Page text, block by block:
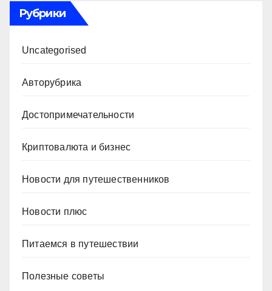
Рубрики
Uncategorised
Авторубрика
Достопримечательности
Криптовалюта и бизнес
Новости для путешественников
Новости плюс
Питаемся в путешествии
Полезные советы